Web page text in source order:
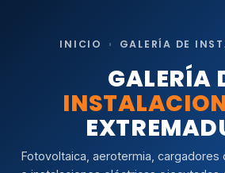
INICIO › GALERÍA DE
GALERÍA
Fotovoltaica, aerotermia, cargadores